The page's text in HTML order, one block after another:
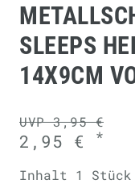
SLEEPS
4X9CM
UVP 3,95 €
2,95 € *
Inhalt 1 Stück